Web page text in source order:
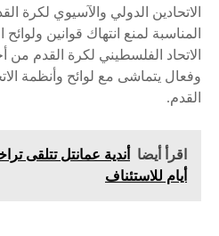
الاتحادين الدولي والآسيوي لكرة
المناسبة لمنع انتهاك قوانين
الاتحاد الفلسطيني لكرة القدم
وفعال يتماشى مع لوائح وأنظمة
القدم.
اقرأ أيضا
أيام للاستئناف